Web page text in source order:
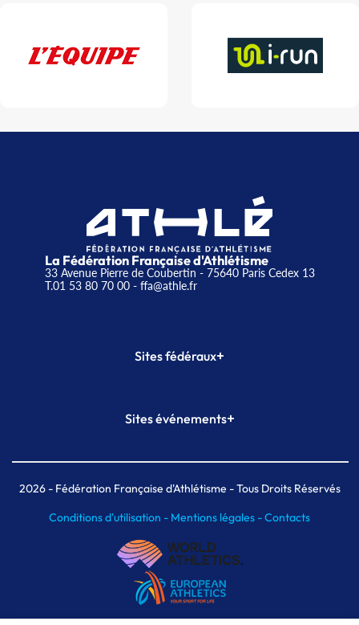
La Fédération Française d'Athlétisme
33 Avenue Pierre de Coubertin - 75640 Paris Cedex 13
T.01 53 80 70 00- ffa@athle.fr
Sites fédéraux+
Plateforme Formation
Sites événements+
Meeting de Paris indoor
MAIF Ekiden de Paris
2026- Fédération Française d'Athlétisme - Tous Droits Réservés
Conditions d'utilisation - Mentions légales -Contacts